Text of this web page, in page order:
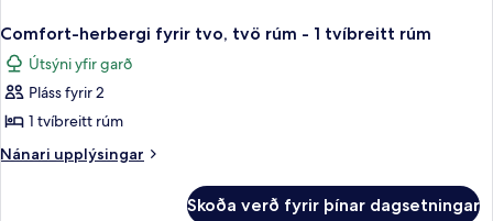
Comfort-herbergi fyrir tvo, tvö rúm - 1 tvíbreitt rúm
Útsýni yfir garð
Pláss fyrir 2
1 tvíbreitt rúm
Nánari upplýsingar
Nánari
Skoða verð fyrir þínar dagsetningar